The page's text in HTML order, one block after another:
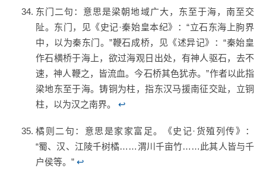
东门二句：意思是梁朝地域广大，东至于海，南至交
阯。东门，见《史记·秦始皇本纪》：“立石东海上朐界
中，以为秦东门。”鞭石成桥，见《述异记》：“秦始皇
作石横桥于海上，欲过海观日出处，有神人驱石，去不
速，神人鞭之，皆流血。今石桥其色犹赤。”作者以此指
梁地东至于海。铸铜为柱，指东汉马援南征交趾，立铜
柱，以为汉之南界。 ↩
橘则二句：意思是家家富足。《史记·货殖列传》：
“蜀、汉、江陵千树橘……渭川千亩竹……此其人皆与千
户侯等。” ↩